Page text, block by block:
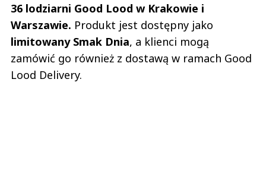
36 lodziarni Good Lood w Krakowie i
Warszawie. Produkt jest dostępny jako
limitowany Smak Dnia, a klienci mogą
zamówić go również z dostawą w ramach Good
Lood Delivery.